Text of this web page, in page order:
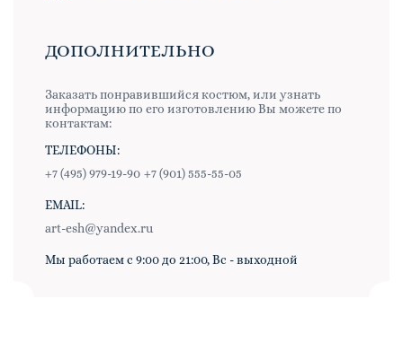
ДОПОЛНИТЕЛЬНО
Заказать понравившийся костюм, или узнать
информацию по его изготовлению Вы можете по
контактам:
ТЕЛЕФОНЫ:
+7 (495) 979-19-90 +7 (901) 555-55-05
EMAIL:
art-esh@yandex.ru
Мы работаем с 9:00 до 21:00, Вс - выходной